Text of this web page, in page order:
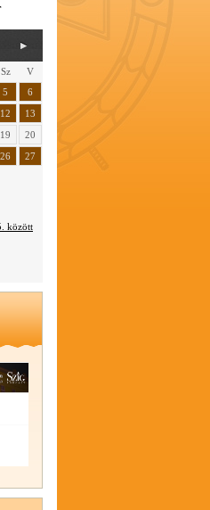
Sz
V
5
6
12
13
19
20
26
27
között